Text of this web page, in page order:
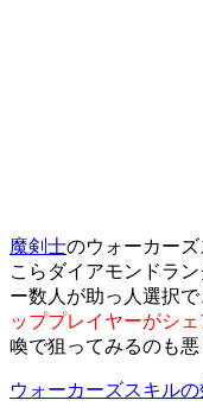
魔剣士のウォーカー
こらダイアモンドラ
ー数人が助っ人選択
ッププレイヤーがシ
喚で狙ってみるのも悪
ウォーカーズスキル